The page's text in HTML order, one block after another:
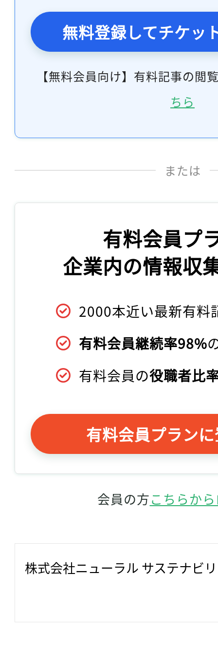
無料登録してチケッ
【無料会員向け】有料記事の閲
ちら
または
有料会員プ
企業内の情報収
2000本近い最新有料
有料会員継続率98%
有料会員の役職者比
有料会員プラン
会員の方こちらか
株式会社ニューラル サステナビ